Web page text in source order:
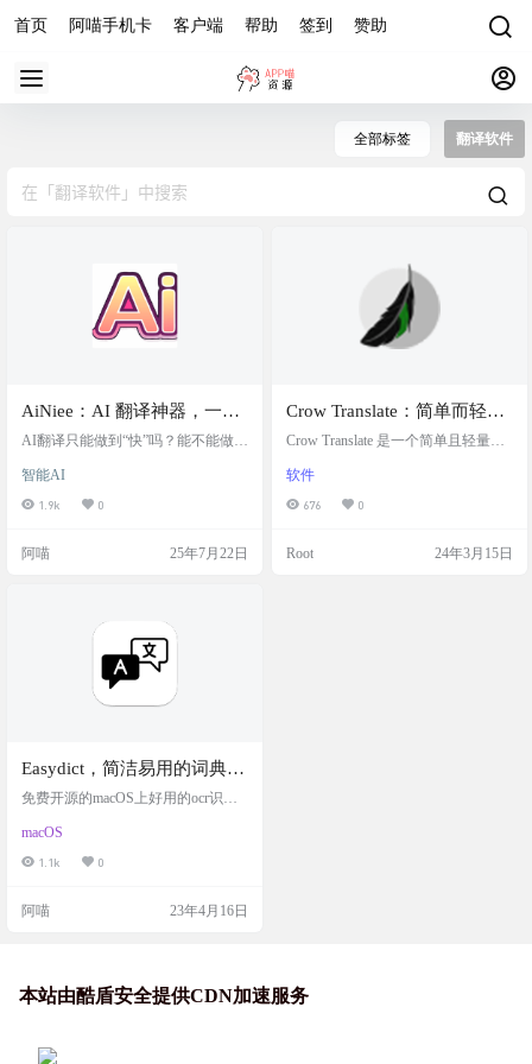
首页 阿喵手机卡 客户端 帮助 签到 赞助
全部标签 翻译软件
AiNiee：AI 翻译神器，一键
自动翻译游戏、书籍、字
AI翻译只能做到“快”吗？能不能做到
的“信达雅”？ 很显然单纯的机器翻
译，是不够的。我们需要的是“一键
的这款AI翻译神器AINIEE， 就可以
一键自动翻译RPG SLG游戏，Epub
智能AI
1.9k 0
阿喵 25年7月22日
Crow Translate：简单而轻量
级的开源免费翻译工具
Crow Translate 是一个简单且轻量级
e、Yandex、Bing、LibreTranslate 和
Lingva 等翻译 API 来翻译和朗读文
语的好助手。由于是使用 C++ 和 Qt
软件
676 0
Root 24年3月15日
Easydict，简洁易用的词典翻
译工具，免费开源，支持离
译
免费开源的macOS上好用的ocr识别
macOS
1.1k 0
阿喵 23年4月16日
本站由酷盾安全提供CDN加速服务